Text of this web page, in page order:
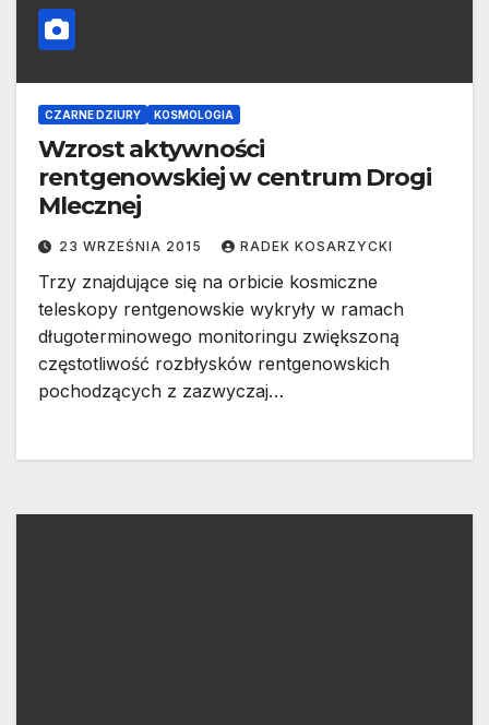
CZARNE DZIURY KOSMOLOGIA
Wzrost aktywności
rentgenowskiej w centrum Drogi
Mlecznej
23 WRZEŚNIA 2015 RADEK KOSARZYCKI
Trzy znajdujące się na orbicie kosmiczne
teleskopy rentgenowskie wykryły w ramach
długoterminowego monitoringu zwiększoną
częstotliwość rozbłysków rentgenowskich
pochodzących z zazwyczaj…